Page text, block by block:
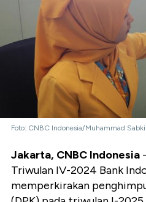
Foto: CNBC Indonesia/Muhammad Sabki
Jakarta, CNBC Indonesia
Triwulan IV-2024 Bank
memperkirakan